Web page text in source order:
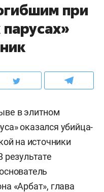
при
в элитном
оказался убийца-
на источники
результате
«Арбат», глава